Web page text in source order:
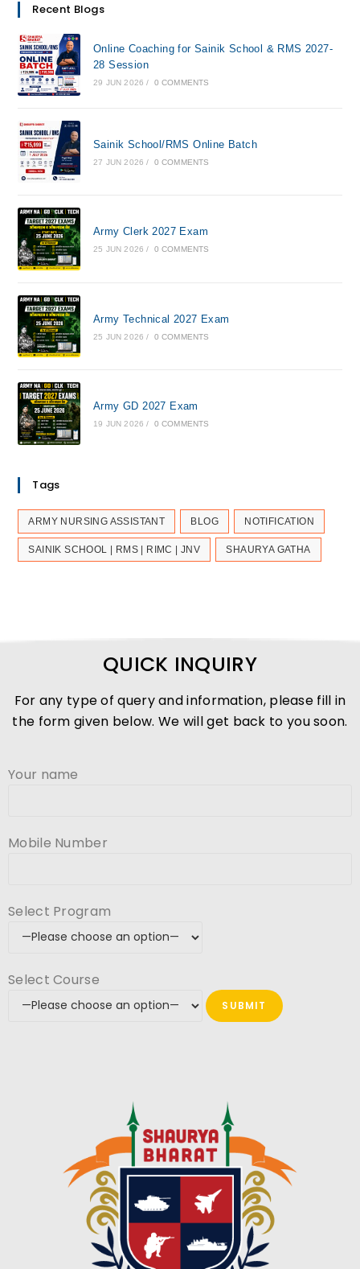
Recent Blogs
Online Coaching for Sainik School & RMS 2027-
28 Session
29 JUN 2026 / 0 COMMENTS
Sainik School/RMS Online Batch
27 JUN 2026 / 0 COMMENTS
Army Clerk 2027 Exam
25 JUN 2026 / 0 COMMENTS
Army Technical 2027 Exam
25 JUN 2026 / 0 COMMENTS
Army GD 2027 Exam
19 JUN 2026 / 0 COMMENTS
Tags
ARMY NURSING ASSISTANT BLOG NOTIFICATION
SAINIK SCHOOL | RMS | RIMC | JNV SHAURYA GATHA
QUICK INQUIRY
For any type of query and information, please fill in
the form given below. We will get back to you soon.
Your name
Mobile Number
Select Program
Select Course